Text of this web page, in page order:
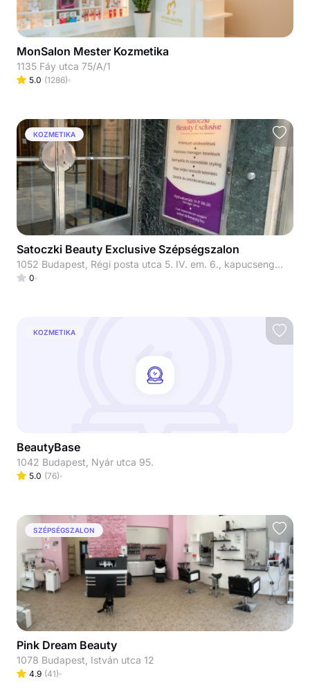
MonSalon Mester Kozmetika
1135 Fáy utca 75/A/1
5.0 (1286)
KOZMETIKA
Satoczki Beauty Exclusive Szépségszalon
1052 Budapest, Régi posta utca 5. IV. em. 6., kapucsengő: 33
0
KOZMETIKA
BeautyBase
1042 Budapest, Nyár utca 95.
5.0 (76)
SZÉPSÉGSZALON
Pink Dream Beauty
1078 Budapest, István utca 12
4.9 (41)